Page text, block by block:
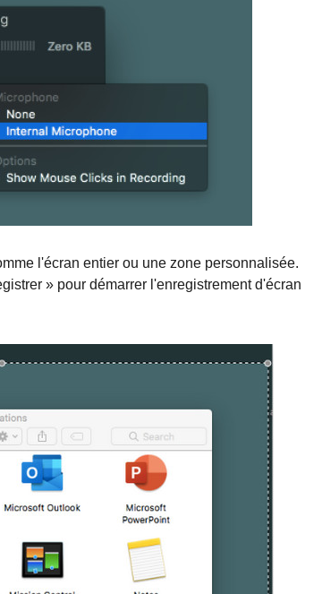
l'écran entier ou une zone personnalisée.
» pour démarrer l'enregistrement d'écran